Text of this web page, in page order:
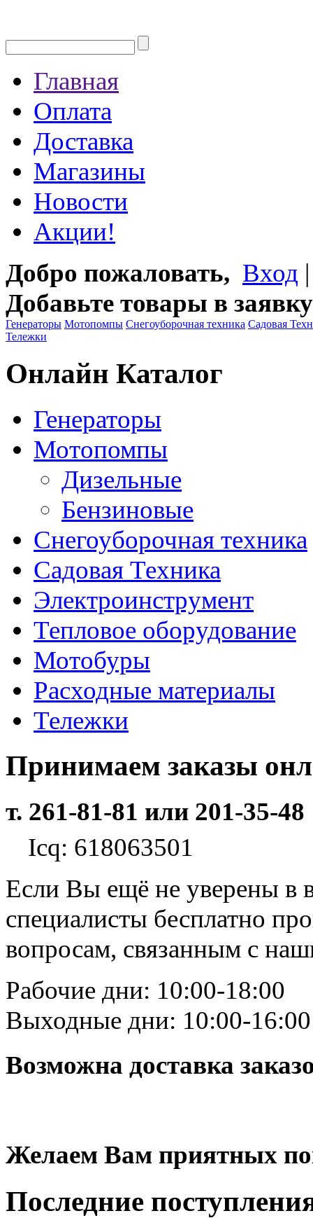
Главная
Оплата
Доставка
Магазины
Новости
Акции!
Добро пожаловать, Вход
Добавьте товары в заявку
Генераторы Мотопомпы Снегоуборочная техника Садовая
Тележки
Онлайн Каталог
Генераторы
Мотопомпы
Дизельные
Бензиновые
Снегоуборочная техника
Садовая Техника
Электроинструмент
Тепловое оборудование
Мотобуры
Расходные материалы
Тележки
Принимаем заказы
т. 261-81-81 или 201-35-48
Icq: 618063501
Если Вы ещё не уверены в
специалисты бесплатно
вопросам, связанным с
Рабочие дни: 10:00-18:00
Выходные дни: 10:00-16:00
Возможна доставка
Желаем Вам приятных
Последние